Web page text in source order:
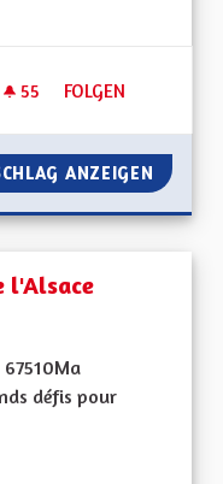
55 55 FOLLOWER
FOLGEN
ORGANISATION
ANZEIGEN
l'Alsace
défis pour